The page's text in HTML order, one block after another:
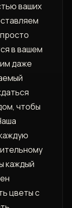
ваших
в вашем
даже
чтобы
каждый
цветы с